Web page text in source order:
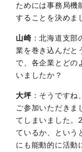
ためには事務局機
することを決めま
山崎：北海道支部
業を巻き込んだと
で、各企業とどの
いましたか？
大坪 ：そうですね
ご参加いただきま
てしまいました。
ているか、という
にも能動的に活動